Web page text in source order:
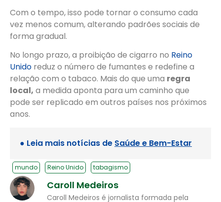
Com o tempo, isso pode tornar o consumo cada
vez menos comum, alterando padrões sociais de
forma gradual.
No longo prazo, a proibição de cigarro no Reino
Unido reduz o número de fumantes e redefine a
relação com o tabaco. Mais do que uma regra
local, a medida aponta para um caminho que
pode ser replicado em outros países nos próximos
anos.
● Leia mais notícias de Saúde e Bem-Estar
mundo Reino Unido tabagismo
Caroll Medeiros
Caroll Medeiros é jornalista formada pela